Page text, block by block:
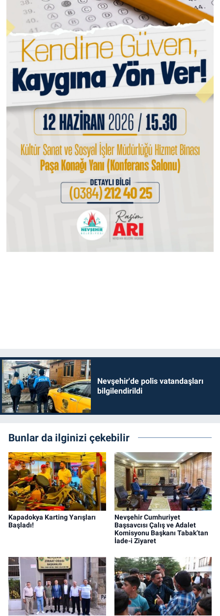
Nevşehir'de polis vatandaşları
bilgilendirildi
Bunlar da ilginizi çekebilir
Kapadokya Karting Yarışları
Başladı!
Nevşehir Cumhuriyet
Başsavcısı Çalış ve Adalet
Komisyonu Başkanı Tabak’tan
İade-i Ziyaret